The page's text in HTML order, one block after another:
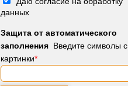
данных
Защита от автоматического
заполнения Введите символы с
картинки*